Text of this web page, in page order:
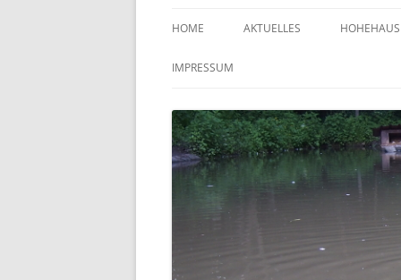
HOME AKTUELLES HOHEHAUS
ORTS-
1989
BILDER
FRIEDHOF
IMPRESSUM